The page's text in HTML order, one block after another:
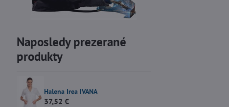
Naposledy prezerané
produkty
Halena Irea IVANA
37,52 €